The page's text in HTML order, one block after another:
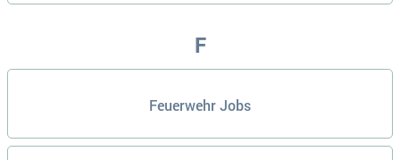
F
Feuerwehr Jobs